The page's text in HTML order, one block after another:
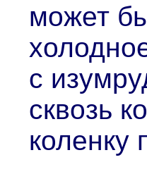
может
с
сквозь
коленку